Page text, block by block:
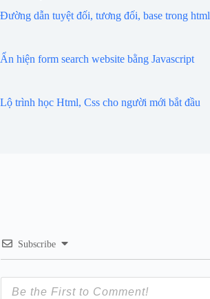
Đường dẫn tuyệt đối, tương đối, base trong html
Ẩn hiện form search website bằng Javascript
Lộ trình học Html, Css cho người mới bắt đầu
Subscribe